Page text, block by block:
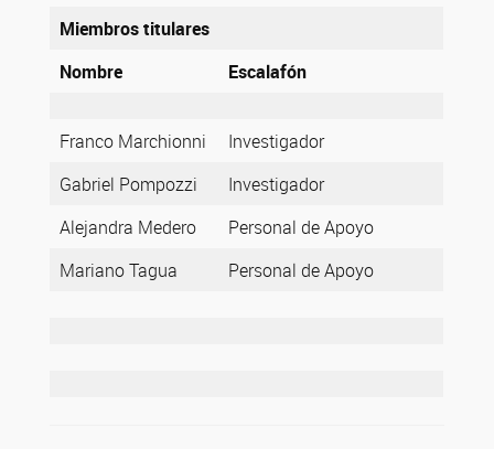
Miembros titulares
Nombre
Escalafón
Franco Marchionni
Investigador
Gabriel Pompozzi
Investigador
Alejandra Medero
Personal de Apoyo
Mariano Tagua
Personal de Apoyo